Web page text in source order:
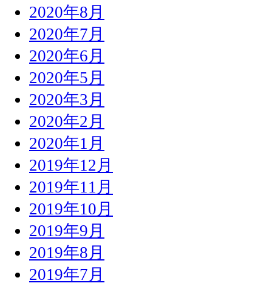
2020年8月
2020年7月
2020年6月
2020年5月
2020年3月
2020年2月
2020年1月
2019年12月
2019年11月
2019年10月
2019年9月
2019年8月
2019年7月